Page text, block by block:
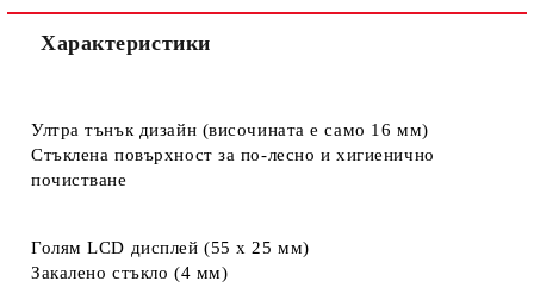
Характеристики
Ултра тънък дизайн (височината е само 16 мм)
Стъклена повърхност за по-лесно и хигиенично
почистване
Голям LCD дисплей (55 x 25 мм)
Закалено стъкло (4 мм)